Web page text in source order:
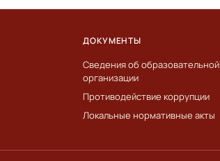
ДОКУМЕНТЫ
Сведения об образовательной
организации
Противодействие коррупции
Локальные нормативные акты